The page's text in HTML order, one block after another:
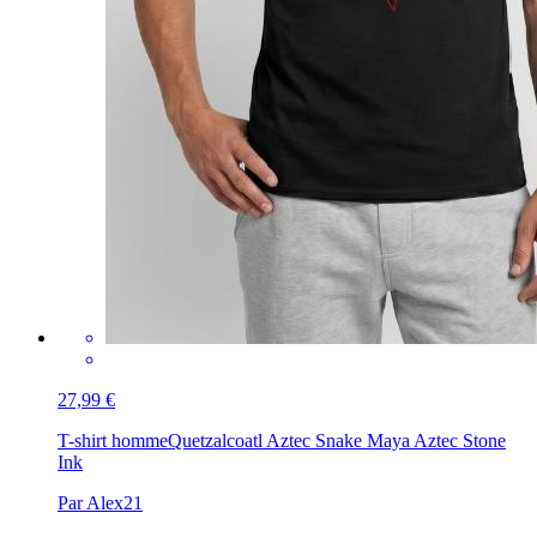
27,99 €
T-shirt hommeQuetzalcoatl Aztec Snake Maya Aztec Stone
Ink
Par Alex21